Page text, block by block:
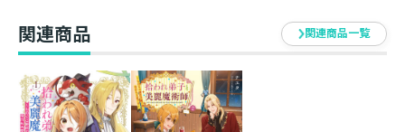
瓜うりたさんには、美麗で我儘な師匠と、
苦労人な弟子をとっても魅力的に
描いていただきました。
楽しんでいただければ嬉しいです。
関連商品 関連商品一覧